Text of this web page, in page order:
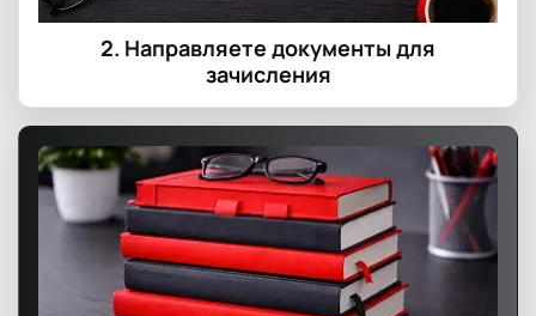
2. Направляете документы для
зачисления